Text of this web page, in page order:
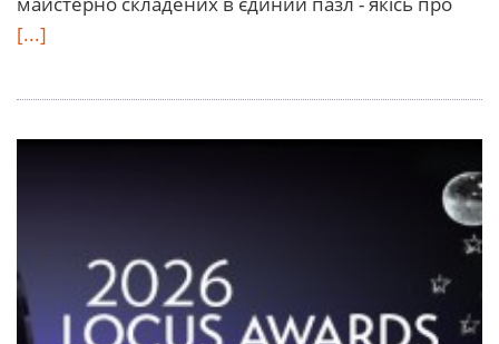
[...]